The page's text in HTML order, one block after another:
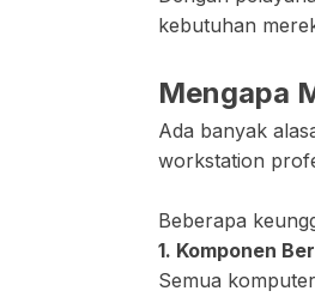
kebutuhan
Mengapa
Ada banyak
workstation
Beberapa
1. Komponen
Semua